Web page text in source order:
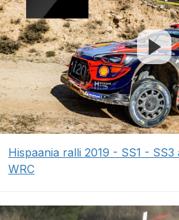
Hispaania ralli 2019 - SS1 -
WRC